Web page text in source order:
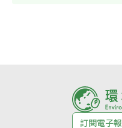
訂閱電子報